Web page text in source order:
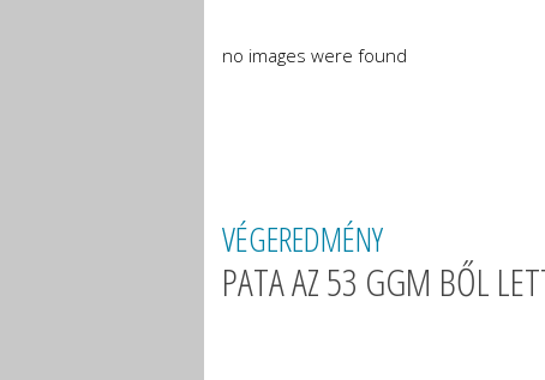
no images were found
VÉGEREDMÉNY
PATA AZ 53 GGM BŐL